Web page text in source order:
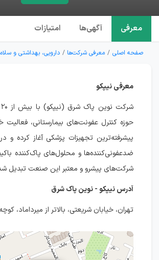
معرفی آگهی‌ها امتیازات
صفحه اصلی معرفی شرکت‌ها دارویی، بهداشتی و
معرفی نیپکو
حوزه کنترل عفونت‌های بیمارستانی، فعالیت
پیشرفته‌ترین تجهیزات پزشکی آغاز کرده و در
ضدعفونی‌کننده‌ها و محلول‌های پاک‌کننده
شرکت‌های پیشرو و معتبر این صنعت تبدیل
آدرس نیپکو - نوین پاک شرق
تهران، خیابان شریعتی، بالاتر از میرداماد، کوچه